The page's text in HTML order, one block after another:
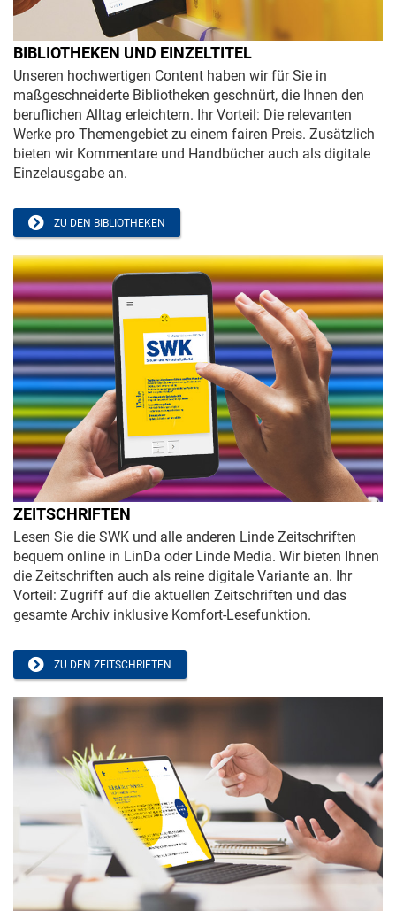
BIBLIOTHEKEN UND EINZELTITEL
Unseren hochwertigen Content haben wir für Sie in
maßgeschneiderte Bibliotheken geschnürt, die Ihnen den
beruflichen Alltag erleichtern. Ihr Vorteil: Die relevanten
Werke pro Themengebiet zu einem fairen Preis. Zusätzlich
bieten wir Kommentare und Handbücher auch als digitale
Einzelausgabe an.
ZU DEN BIBLIOTHEKEN
ZEITSCHRIFTEN
Lesen Sie die SWK und alle anderen Linde Zeitschriften
bequem online in LinDa oder Linde Media. Wir bieten Ihnen
die Zeitschriften auch als reine digitale Variante an. Ihr
Vorteil: Zugriff auf die aktuellen Zeitschriften und das
gesamte Archiv inklusive Komfort-Lesefunktion.
ZU DEN ZEITSCHRIFTEN